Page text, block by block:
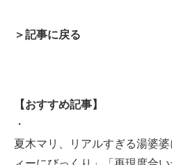
＞記事に戻る
【おすすめ記事】
・
夏木マリ、リアルすぎる湯婆